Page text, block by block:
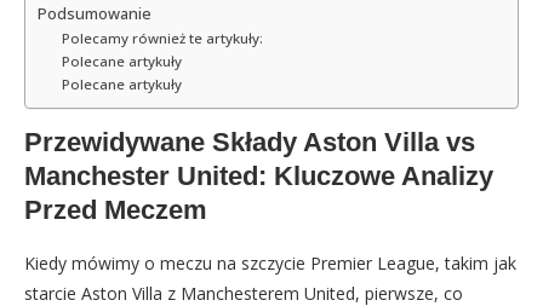
Podsumowanie
Polecamy również te artykuły:
Polecane artykuły
Polecane artykuły
Przewidywane Składy Aston Villa vs
Manchester United: Kluczowe Analizy
Przed Meczem
Kiedy mówimy o meczu na szczycie Premier League, takim jak
starcie Aston Villa z Manchesterem United, pierwsze, co